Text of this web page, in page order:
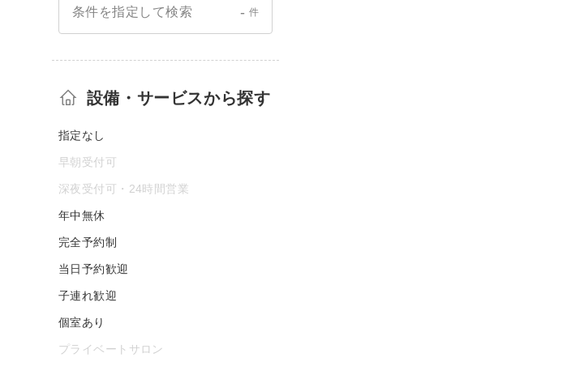
条件を指定して検索 - 件
設備・サービスから探す
指定なし
早朝受付可
深夜受付可・24時間営業
年中無休
完全予約制
当日予約歓迎
子連れ歓迎
個室あり
プライベートサロン